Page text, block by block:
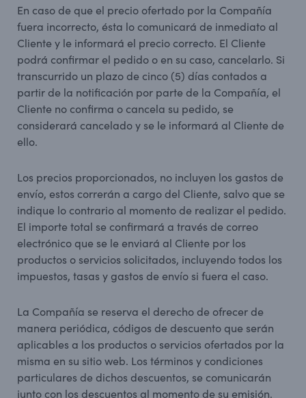
En caso de que el precio ofertado por la Compañía
fuera incorrecto, ésta lo comunicará de inmediato al
Cliente y le informará el precio correcto. El Cliente
podrá confirmar el pedido o en su caso, cancelarlo. Si
transcurrido un plazo de cinco (5) días contados a
partir de la notificación por parte de la Compañía, el
Cliente no confirma o cancela su pedido, se
considerará cancelado y se le informará al Cliente de
ello.
Los precios proporcionados, no incluyen los gastos de
envío, estos correrán a cargo del Cliente, salvo que se
indique lo contrario al momento de realizar el pedido.
El importe total se confirmará a través de correo
electrónico que se le enviará al Cliente por los
productos o servicios solicitados, incluyendo todos los
impuestos, tasas y gastos de envío si fuera el caso.
La Compañía se reserva el derecho de ofrecer de
manera periódica, códigos de descuento que serán
aplicables a los productos o servicios ofertados por la
misma en su sitio web. Los términos y condiciones
particulares de dichos descuentos, se comunicarán
junto con los descuentos al momento de su emisión.